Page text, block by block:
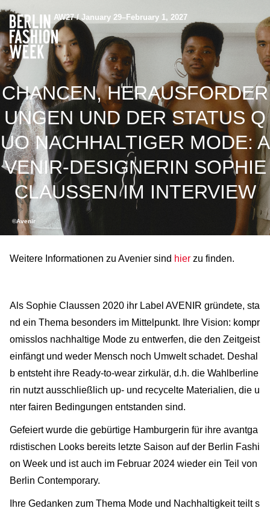
AW27 / January 29–February 1, 2027
CHANCEN, HERAUSFORDER
UNGEN UND DER STATUS Q
UO NACHHALTIGER MODE: A
VENIR-DESIGNERIN SOPHIE
CLAUSSEN IM INTERVIEW
©Avenir
Weitere Informationen zu Avenier sind hier zu finden.
Als Sophie Claussen 2020 ihr Label AVENIR gründete, sta
nd ein Thema besonders im Mittelpunkt. Ihre Vision: kompr
omisslos nachhaltige Mode zu entwerfen, die den Zeitgeist
einfängt und weder Mensch noch Umwelt schadet. Deshal
b entsteht ihre Ready-to-wear zirkulär, d.h. die Wahlberline
rin nutzt ausschließlich up- und recycelte Materialien, die u
nter fairen Bedingungen entstanden sind.
Gefeiert wurde die gebürtige Hamburgerin für ihre avantga
rdistischen Looks bereits letzte Saison auf der Berlin Fashi
on Week und ist auch im Februar 2024 wieder ein Teil von
Berlin Contemporary.
Ihre Gedanken zum Thema Mode und Nachhaltigkeit teilt s